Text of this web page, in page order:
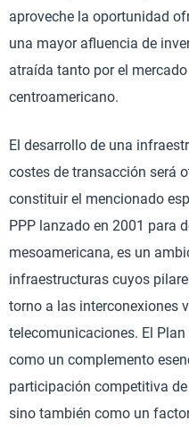
aproveche la oportunidad
una mayor afluencia de
atraída tanto por el
centroamericano.
El desarrollo de una
costes de transacción será
constituir el mencionado
PPP lanzado en 2001 para
mesoamericana, es un
infraestructuras cuyos
torno a las interconexiones
telecomunicaciones. El
como un complemento
participación competitiva de
sino también como un